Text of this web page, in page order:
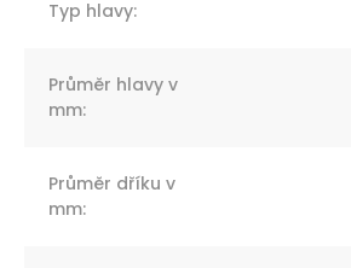
Typ hlavy:
Průměr hlavy v
mm:
Průměr dříku v
mm: